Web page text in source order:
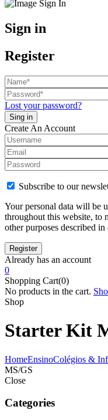
Sign in
Register
Lost your password?
Create An Account
Subscribe to our
Your personal data will be
throughout this website, to
other purposes described in
Already has an account
0
Shopping Cart(0)
No products in the cart.
Shop
Starter Kit
HomeEnsinoColégios &
MS/GS
Close
Categories